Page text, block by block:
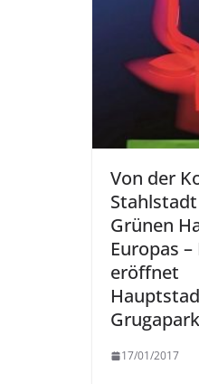
Von der
Grünen
Europas –
eröffnet
Grugapark
17/01/2017